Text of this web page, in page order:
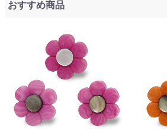
おすすめ商品